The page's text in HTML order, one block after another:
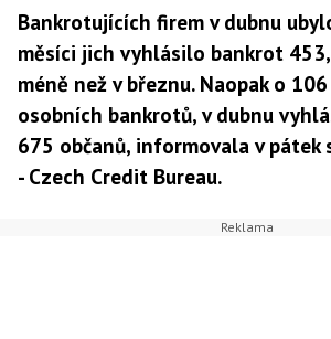
Bankrotujících firem v dubnu
měsíci jich vyhlásilo bankrot
méně než v březnu. Naopak o
osobních bankrotů, v dubnu
675 občanů, informovala v pátek
- Czech Credit Bureau.